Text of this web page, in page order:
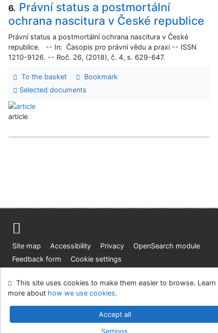
6. Právní status a postmortální
ochrana nascitura v České republice
Právní status a postmortální ochrana nascitura v České
republice. -- In: Časopis pro právní vědu a praxi -- ISSN
1210-9126. -- Roč. 26, (2018), č. 4, s. 629-647.
To the basket
Bookmark
Selected documents
article
Site map Accessibility Privacy
OpenSearch module
Feedback form
Cookie settings
Ústavní soud, IČO: 48513687, se sídlem Joštova 625/8,
660 83 Brno
©1993-2026IPACv.4.8.63a-Cosmotron Slovakia, s.r.o.
This site uses cookies to make them easier to browse. Learn
more about how we use cookies.
Accept all
Settings